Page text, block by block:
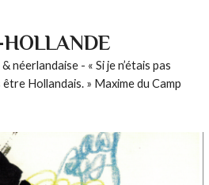
néerlandaise - « Si je n’étais pas
Hollandais. » Maxime du Camp